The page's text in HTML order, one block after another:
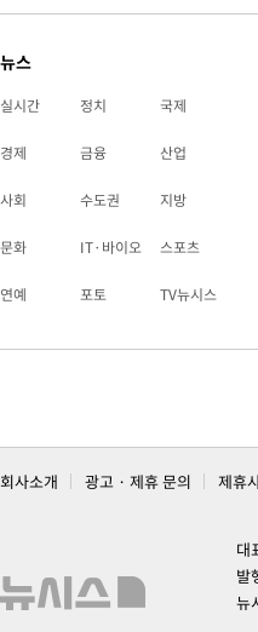
뉴스
실시간 정치 국제
경제 금융 산업
사회 수도권 지방
문화 IT·바이오 스포츠
연예 포토 TV뉴시스
회사소개 광고 · 제휴 문의 제휴
대
발
뉴